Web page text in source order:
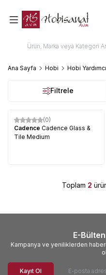
Ana Sayfa Hobi Hobi
Filtrele
(0)
Cadence Cadence Glass &
Tile Medium
Toplam 2
E-
Kampanya ve yeniliklerden
Kayıt Ol